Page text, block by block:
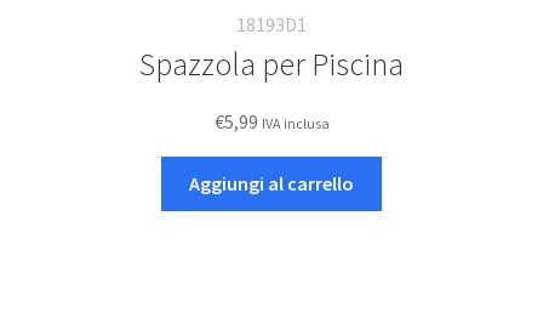
18193D1
Spazzola per Piscina
€5,99 IVA inclusa
Aggiungi al carrello